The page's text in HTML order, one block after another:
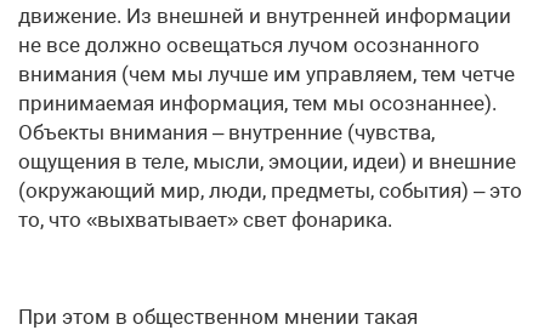
дви­жение. Из внешней и внутренней информации
не все должно освещать­ся лучом осознанного
внимания (чем мы лучше им управляем, тем четче
принимаемая информация, тем мы осознаннее).
Объекты внимания – внутренние (чувства,
ощущения в теле, мысли, эмоции, идеи) и внешние
(окружающий мир, люди, предметы, события) – это
то, что «выхватыва­ет» свет фонарика.
При этом в общественном мнении такая